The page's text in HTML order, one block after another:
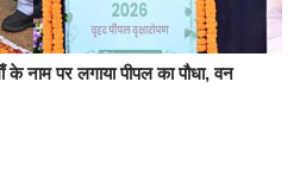
के नाम पर लगाया पीपल का पौधा, वन